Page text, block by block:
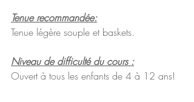
Tenue recommandée:
Tenue légère souple et baskets.
Niveau de difficulté du cours :
Ouvert à tous les enfants de 4 à 12 ans!